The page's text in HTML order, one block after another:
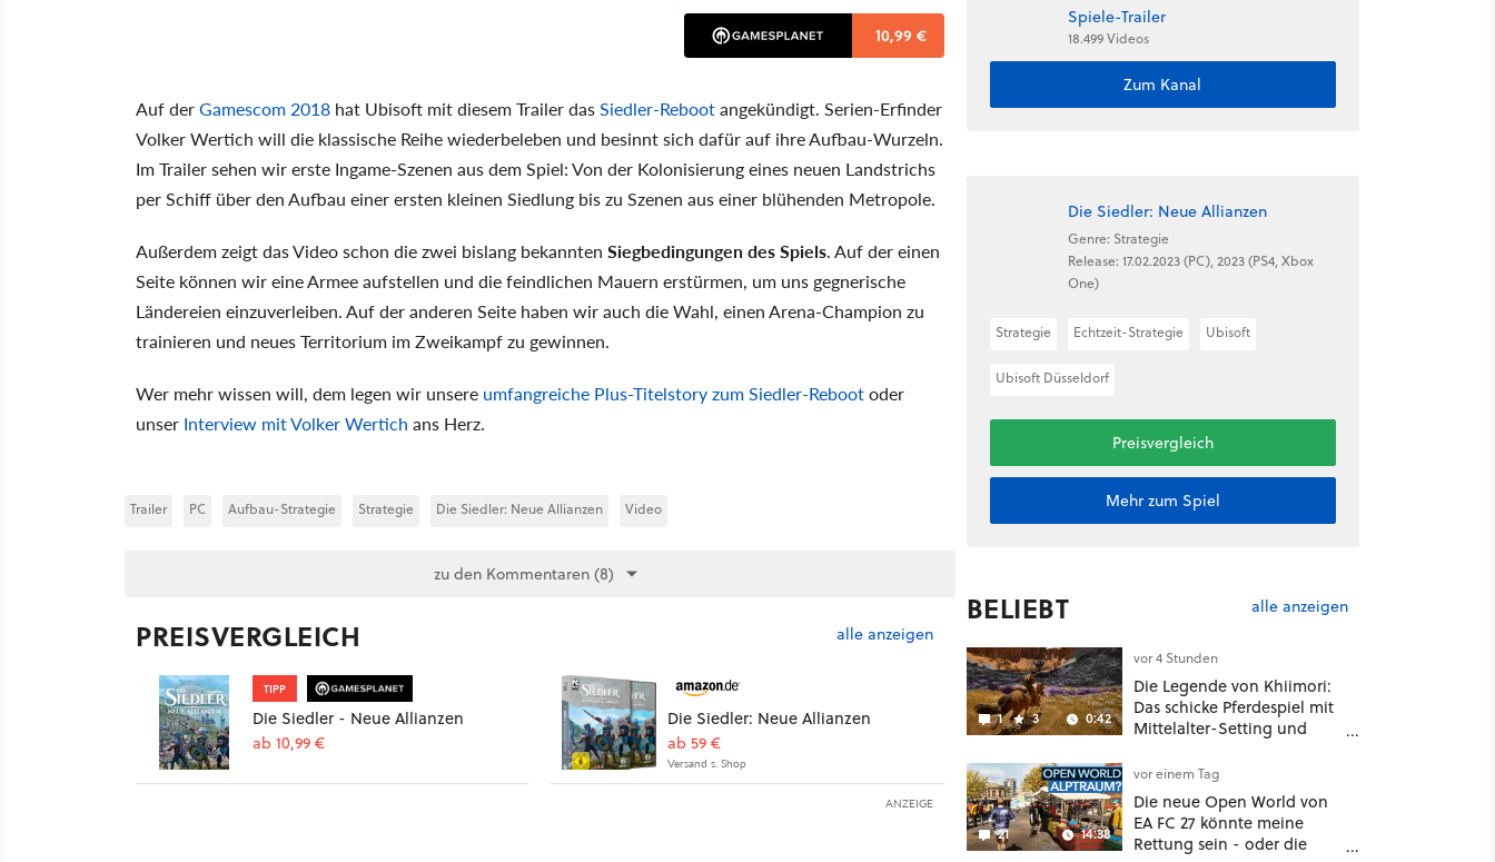
10,99 €
Auf derGamescom 2018 hat Ubisoft mit diesem Trailer dasSiedler-Rebootangekündigt. Serien-Erfinder
Volker Wertich will die klassische Reihe wiederbeleben und besinnt sich dafür auf ihre Aufbau-Wurzeln.
Im Trailer sehen wir erste Ingame-Szenen aus dem Spiel: Von der Kolonisierung eines neuen Landstrichs
per Schiff über den Aufbau einer ersten kleinen Siedlung bis zu Szenen aus einer blühenden Metropole.
Außerdem zeigt das Video schon die zwei bislang bekannten Siegbedingungen des Spiels. Auf der einen
Seite können wir eine Armee aufstellen und die feindlichen Mauern erstürmen, um uns gegnerische
Ländereien einzuverleiben. Auf der anderen Seite haben wir auch die Wahl, einen Arena-Champion zu
trainieren und neues Territorium im Zweikampf zu gewinnen.
Wer mehr wissen will, dem legen wir unsere umfangreiche Plus-Titelstory zum Siedler-Rebootoder
unser Interview mit Volker Wertich ans Herz.
Trailer PC Aufbau-Strategie Strategie Die Siedler: Neue Allianzen Video
zu den Kommentaren (8)
PREISVERGLEICH alle anzeigen
TIPP
Die Siedler - Neue Allianzen
ab 10,99 €
Die Siedler: Neue Allianzen
ab 59 €
Versand s. Shop
ANZEIGE
Spiele-Trailer
18.499 Videos
Zum Kanal
Die Siedler: Neue Allianzen
Genre: Strategie
Release: 17.02.2023 (PC), 2023 (PS4, Xbox
One)
Strategie Echtzeit-Strategie Ubisoft
Ubisoft Düsseldorf
Preisvergleich
Mehr zum Spiel
BELIEBT alle anzeigen
1 3 0:42
vor 4 Stunden
Die Legende von Khiimori:
Das schicke Pferdespiel mit
Mittelalter-Setting und
noch größer und
gefährlicher
21 14:38
vor einem Tag
Die neue Open World von
EA FC 27 könnte meine
Rettung sein - oder die